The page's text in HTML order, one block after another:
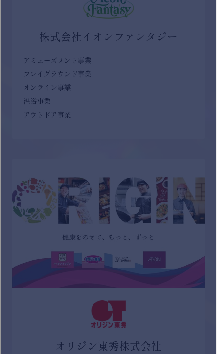
株式会社イオンファンタジー
アミューズメント事業
プレイグラウンド事業
オンライン事業
温浴事業
アウトドア事業
オリジン東秀株式会社